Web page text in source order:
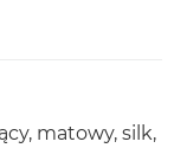
matowy, silk,